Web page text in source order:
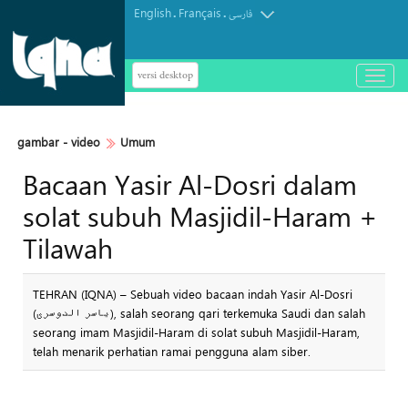
English. Français.فارسی
versi desktop
باز
و
gambar - video Umum
Bacaan Yasir Al-Dosri dalam
solat subuh Masjidil-Haram +
Tilawah
TEHRAN (IQNA) – Sebuah video bacaan indah Yasir Al-Dosri
(یاسر الدوسری), salah seorang qari terkemuka Saudi dan salah
seorang imam Masjidil-Haram di solat subuh Masjidil-Haram,
telah menarik perhatian ramai pengguna alam siber.